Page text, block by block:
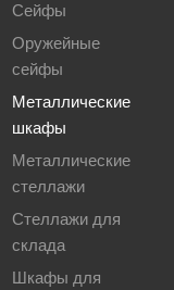
Сейфы
Оружейные
сейфы
Металлические
шкафы
Металлические
стеллажи
Стеллажи для
склада
Шкафы для